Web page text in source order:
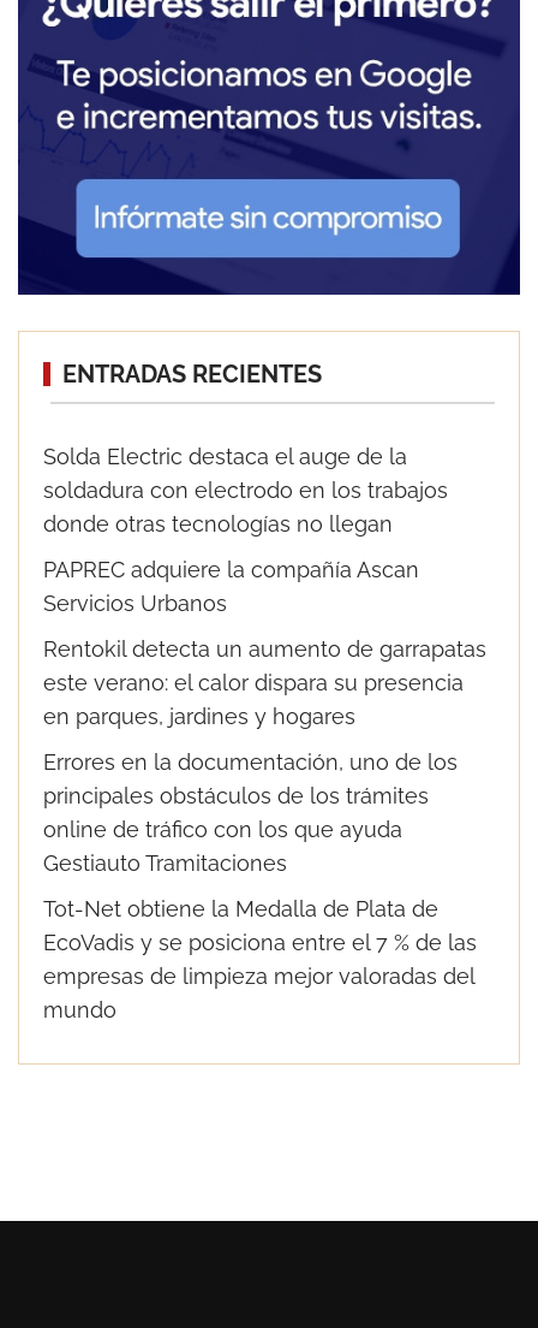
ENTRADAS RECIENTES
Solda Electric destaca el auge de la
soldadura con electrodo en los trabajos
donde otras tecnologías no llegan
PAPREC adquiere la compañía Ascan
Servicios Urbanos
Rentokil detecta un aumento de garrapatas
este verano: el calor dispara su presencia
en parques, jardines y hogares
Errores en la documentación, uno de los
principales obstáculos de los trámites
online de tráfico con los que ayuda
Gestiauto Tramitaciones
Tot-Net obtiene la Medalla de Plata de
EcoVadis y se posiciona entre el 7 % de las
empresas de limpieza mejor valoradas del
mundo